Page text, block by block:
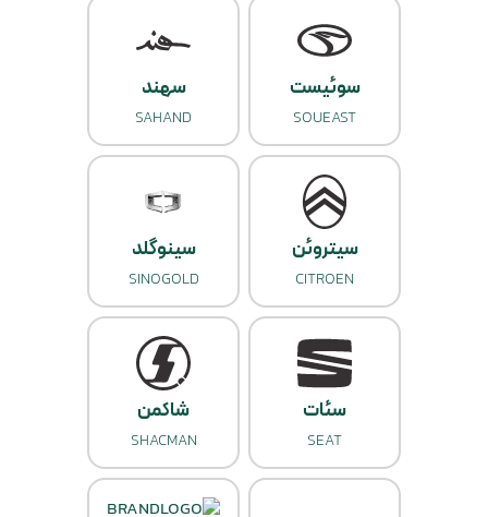
سوئیست
SOUEAST
سهند
SAHAND
سیتروئن
CITROEN
سینوگلد
SINOGOLD
سئات
SEAT
شاکمن
SHACMAN